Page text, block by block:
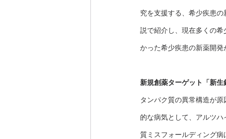
究を支援する、希少疾患
説で紹介し、現在多くの
かった希少疾患の新薬開発
新規創薬ターゲット「新生
タンパク質の異常構造が
的な病気として、アルツ
質ミスフォールディング